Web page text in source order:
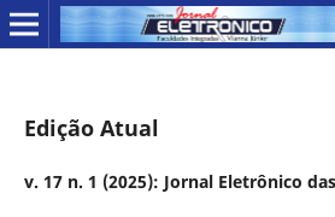
Edição Atual
v. 17 n. 1 (2025): Jornal Eletrônico